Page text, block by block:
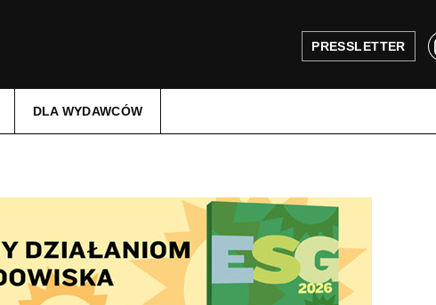
PRESSLETTER
DLA WYDAWCÓW